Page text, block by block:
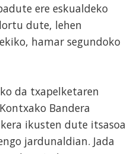
ere eskualdeko
dute, lehen
hamar segundoko
da txapelketaren
Bandera
ikusten dute itsasoa
jardunaldian. Jada